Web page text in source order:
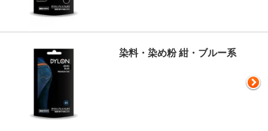
染料・染め粉 紺・ブルー系